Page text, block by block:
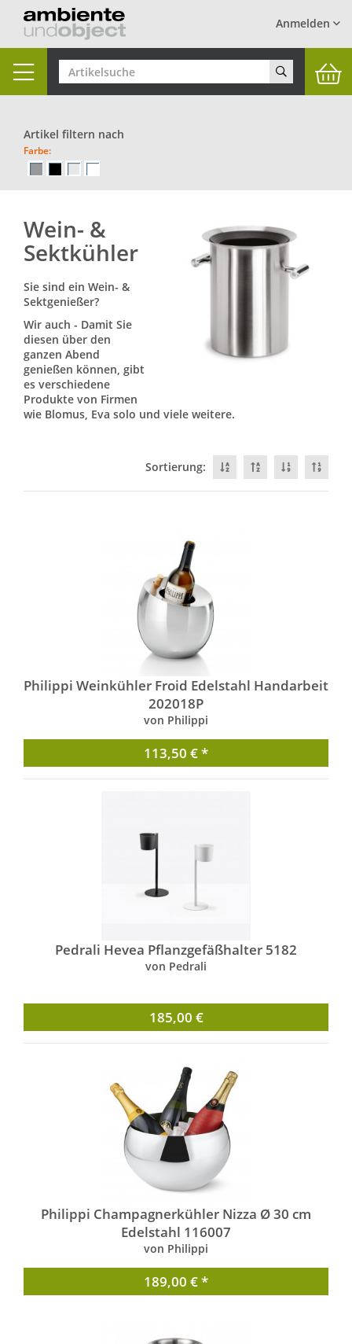
Anmelden
Toggle
navigation
Artikel filtern nach
Farbe:
Wein- &
Sektkühler
Sie sind ein Wein- &
Sektgenießer?
Wir auch - Damit Sie
diesen über den
ganzen Abend
genießen können, gibt
es verschiedene
Produkte von Firmen
wie Blomus, Eva solo und viele weitere.
Sortierung:
Philippi Weinkühler Froid Edelstahl Handarbeit
202018P
von Philippi
113,50 € *
Pedrali Hevea Pflanzgefäßhalter 5182
von Pedrali
185,00 €
Philippi Champagnerkühler Nizza Ø 30 cm
Edelstahl 116007
von Philippi
189,00 € *